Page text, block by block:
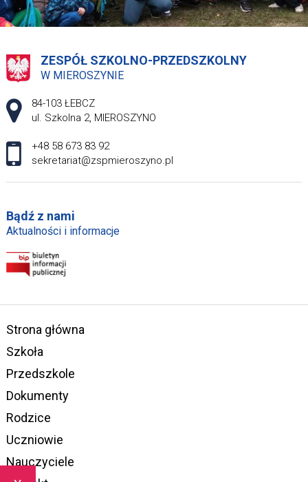
ZESPÓŁ SZKOLNO-PRZEDSZKOLNY
W MIEROSZYNIE
Adres pocztowy:
84-103 ŁEBCZ
ul. Szkolna 2, MIEROSZYNO
+48 58 673 83 92
sekretariat@zspmieroszyno.pl
Bądź z nami
Aktualności i informacje
Strona główna
Szkoła
Przedszkole
Dokumenty
Rodzice
Uczniowie
Nauczyciele